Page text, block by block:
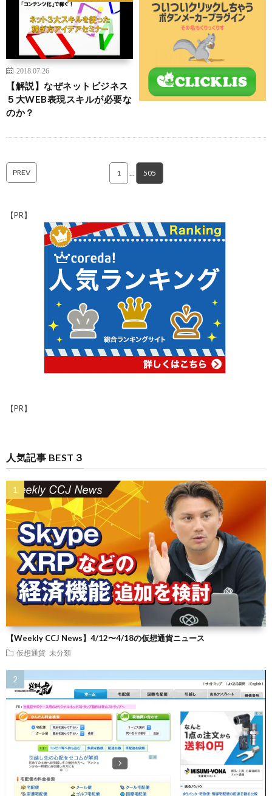
2018.07.26
【解説】なぜネットビジネス
５大WEB表現スキルが必要な
のか？
PREV 1 505
【PR】
【PR】
人気記事 BEST３
【Weekly CCJ News】4/12〜4/18の仮想通貨ニュース
仮想通貨 未分類